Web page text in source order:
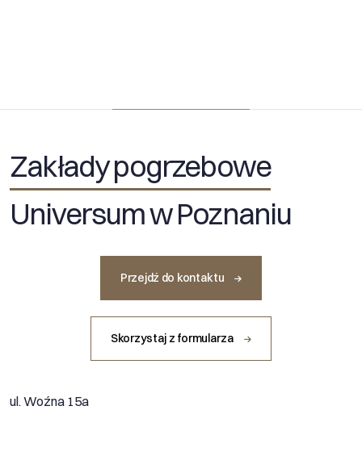
Zakłady pogrzebowe
Universum w Poznaniu
Przejdź do kontaktu
Skorzystaj z formularza
ul. Woźna 15a